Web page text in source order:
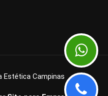
Estética Campinas